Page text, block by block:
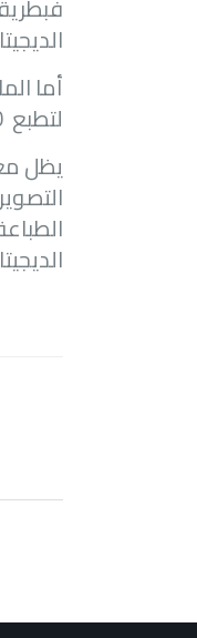
أما
لتطبع 20 الف نسخة.
يظل